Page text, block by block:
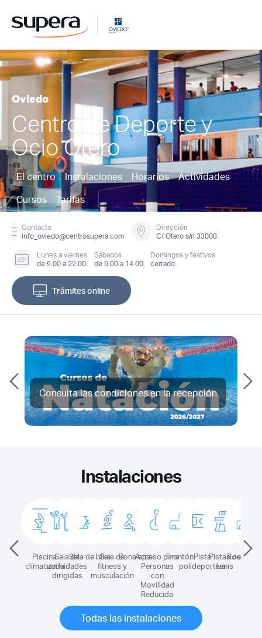
Oviedo
Centro de Deporte y
Ocio Otero
El centro Instalaciones Horarios
Actividades
Cursos
Tarifas
Contacto
info_oviedo@centrosupera.com
Dirección
C/ Otero s/n 33008
Lunes a viernes
de 9.00 a 22.00
Sábados
de 9.00 a 14.00
Domingos y festivos
cerrado
Trámites online
Consulta las condiciones en la recepción
Instalaciones
Piscina
climatizada
Sala de
actividades
dirigidas
Sala de bikeSala de
fitness y
musculación
Zona spaAcceso para
Personas
con
Movilidad
Reducida
FrontónPista
polideportiva
Pistas de
tenis
Todas las instalaciones